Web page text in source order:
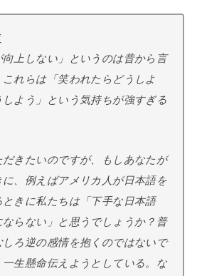
向上しない」というのは昔から言
れらは「笑われたらどうしよ
しよう」という気持ちが強すぎる
だきたいのですが、もしあなたが
、例えばアメリカ人が日本語を
きに私たちは「下手な日本語
らない」と思うでしょうか？普
ろ逆の感情を抱くのではないで
一生懸命伝えようとしている。な